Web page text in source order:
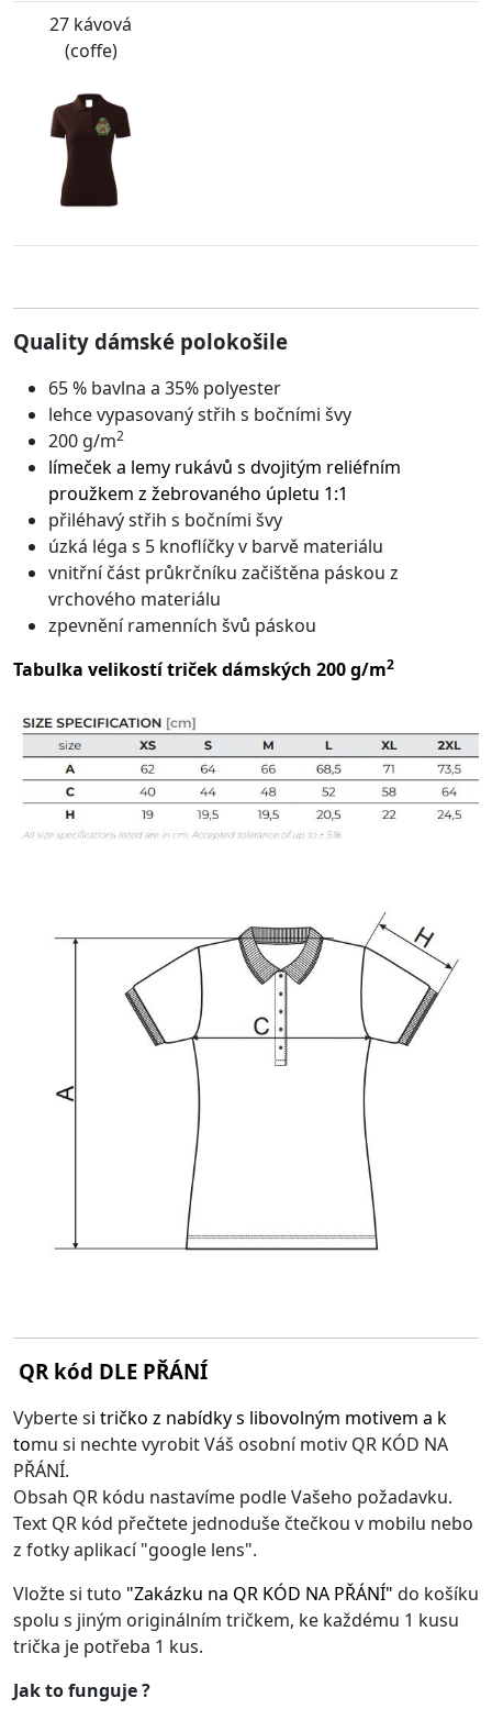
27 kávová
(coffe)
Quality dámské polokošile
65 % bavlna a 35% polyester
lehce vypasovaný střih s bočními švy
200 g/m2
límeček a lemy rukávů s dvojitým reliéfním
proužkem z žebrovaného úpletu 1:1
přiléhavý střih s bočními švy
úzká léga s 5 knoflíčky v barvě materiálu
vnitřní část průkrčníku začištěna páskou z
vrchového materiálu
zpevnění ramenních švů páskou
Tabulka velikostí triček dámských 200 g/m2
QR kód DLE PŘÁNÍ
Vyberte si tričko z nabídky s libovolným motivem a k
tomu si nechte vyrobit Váš osobní motiv QR KÓD NA
PŘÁNÍ.
Obsah QR kódu nastavíme podle Vašeho požadavku.
Text QR kód přečtete jednoduše čtečkou v mobilu nebo
z fotky aplikací "google lens".
Vložte si tuto "Zakázku na QR KÓD NA PŘÁNÍ" do košíku
spolu s jiným originálním tričkem, ke každému 1 kusu
trička je potřeba 1 kus.
Jak to funguje ?